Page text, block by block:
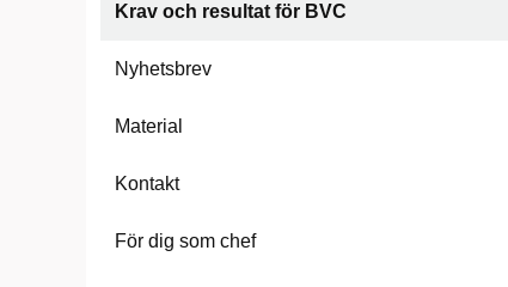
Krav och resultat för BVC
Nyhetsbrev
Material
Kontakt
För dig som chef